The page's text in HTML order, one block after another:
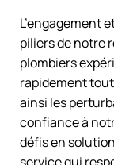
L’engagement
piliers de notre
plombiers
rapidement
ainsi les
confiance à
défis en